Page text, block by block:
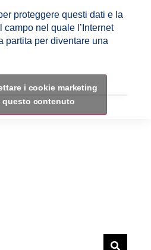
proteggere questi dati e la
nel quale l’Internet
partita per diventare una
i cookie marketing
questo contenuto